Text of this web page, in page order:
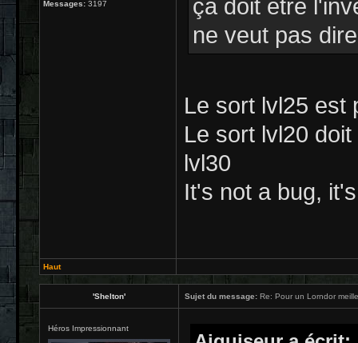
Messages: 3197
ça doit être
ne veut pas
Le sort lvl25 est
Le sort lvl20
lvl30
It's not a bug,
Haut
'Shelton' Sujet du message: Re: Pour un Lorndor
Héros Impressionnant